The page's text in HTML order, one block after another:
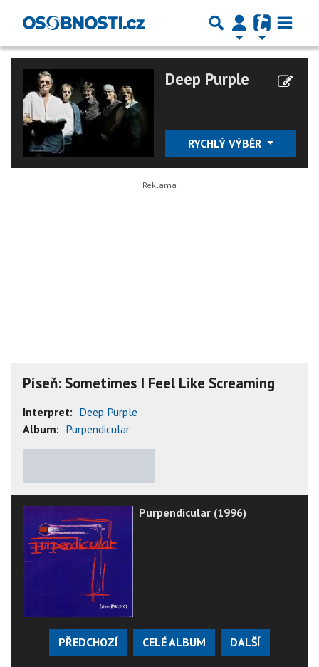
Deep Purple
RYCHLÝ VÝBĚR
Píseň: Sometimes I Feel Like Screaming
Interpret: Deep Purple
Album: Purpendicular
Purpendicular (1996)
PŘEDCHOZÍ CELÉ ALBUM DALŠÍ